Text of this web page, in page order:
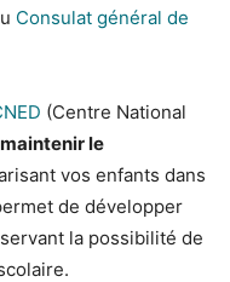
Consulat général de
(Centre National
maintenir le
vos enfants dans
de développer
la possibilité de